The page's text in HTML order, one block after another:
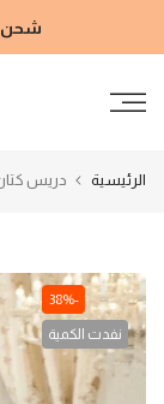
إلى
شحن
الرئيسية دريس كتان
-38%
نفدت الكمية